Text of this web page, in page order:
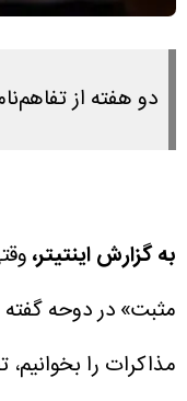
دو هفته از تفاهم‌نامه ایران و آمریکا گذشته و
به گزارش اینتیتر،
مثبت» در دوحه گفته
مذاکرات را